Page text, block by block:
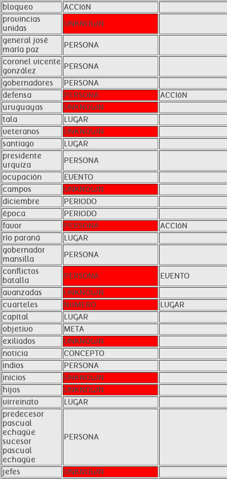
bloqueo
ACCIóN
provincias
unidas
UNKNOWN
general josé
maría paz
PERSONA
coronel vicente
gonzález
PERSONA
gobernadores
PERSONA
defensa
PERSONA
ACCIóN
uruguayas
UNKNOWN
tala
LUGAR
veteranos
UNKNOWN
santiago
LUGAR
presidente
urquiza
PERSONA
ocupación
EVENTO
campos
UNKNOWN
diciembre
PERIODO
época
PERIODO
favor
PERSONA
ACCIóN
río paraná
LUGAR
gobernador
mansilla
PERSONA
conflictos
batalla
PERSONA
EVENTO
avanzadas
UNKNOWN
cuarteles
NúMERO
LUGAR
capital
LUGAR
objetivo
META
exiliados
UNKNOWN
noticia
CONCEPTO
indios
PERSONA
inicios
UNKNOWN
hijos
UNKNOWN
virreinato
LUGAR
predecesor
pascual
echagüe
sucesor
pascual
echagüe
PERSONA
jefes
UNKNOWN